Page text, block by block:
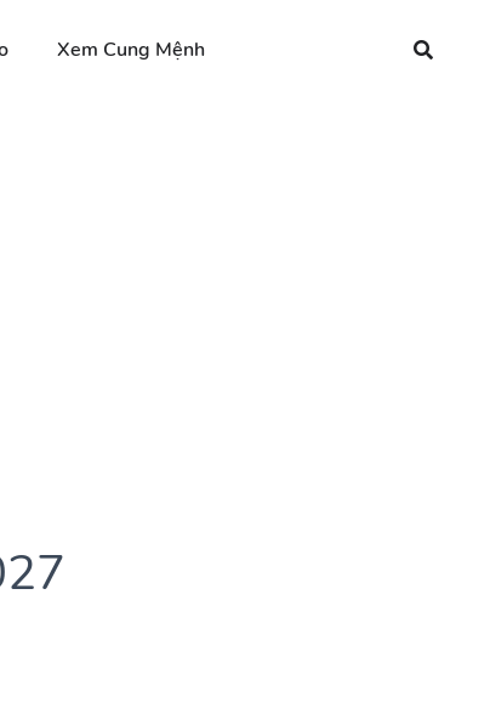
Xem Cung Mệnh